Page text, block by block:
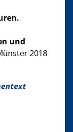
und
2018